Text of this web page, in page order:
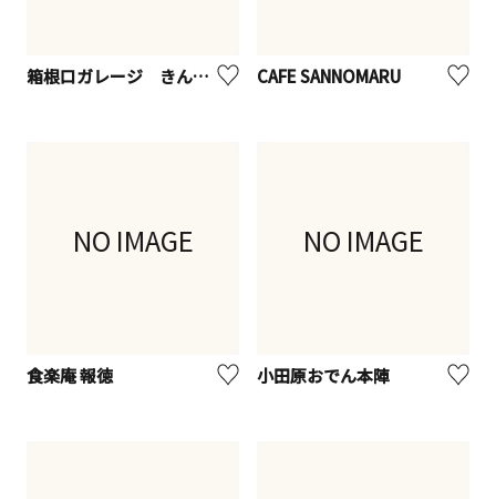
箱根口ガレージ きんじろうカフェ＆グリル CAFE SANNOMARU
NO IMAGE
食楽庵 報徳
NO IMAGE
小田原おでん本陣